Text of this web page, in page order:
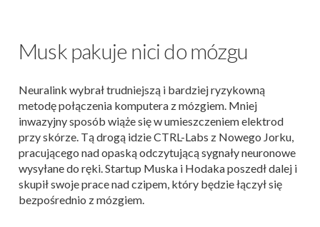
Musk pakuje nici do mózgu
Neuralink wybrał trudniejszą i bardziej ryzykowną
metodę połączenia komputera z mózgiem. Mniej
inwazyjny sposób wiąże się w umieszczeniem elektrod
przy skórze. Tą drogą idzie CTRL-Labs z Nowego Jorku,
pracującego nad opaską odczytującą sygnały neuronowe
wysyłane do ręki. Startup Muska i Hodaka poszedł dalej i
skupił swoje prace nad czipem, który będzie łączył się
bezpośrednio z mózgiem.